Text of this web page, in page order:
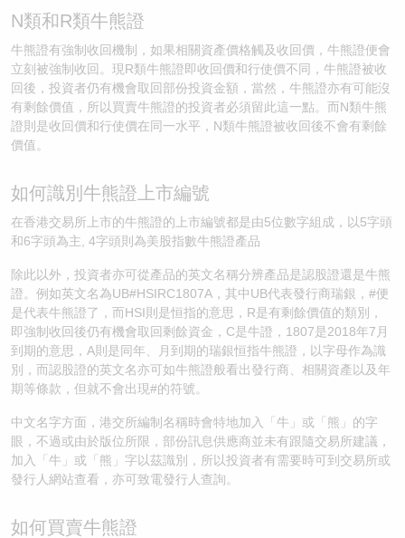
N類和R類牛熊證
牛熊證有強制收回機制，如果相關資產價格觸及收回價，牛熊證便會
立刻被強制收回。現R類牛熊證即收回價和行使價不同，牛熊證被收
回後，投資者仍有機會取回部份投資金額，當然，牛熊證亦有可能沒
有剩餘價值，所以買賣牛熊證的投資者必須留此這一點。而N類牛熊
證則是收回價和行使價在同一水平，N類牛熊證被收回後不會有剩餘
價值。
如何識別牛熊證上市編號
在香港交易所上市的牛熊證的上市編號都是由5位數字組成，以5字頭
和6字頭為主, 4字頭則為美股指數牛熊證產品
除此以外，投資者亦可從產品的英文名稱分辨產品是認股證還是牛熊
證。例如英文名為UB#HSIRC1807A，其中UB代表發行商瑞銀，#便
是代表牛熊證了，而HSI則是恒指的意思，R是有剩餘價值的類別，
即強制收回後仍有機會取回剩餘資金，C是牛證，1807是2018年7月
到期的意思，A則是同年、月到期的瑞銀恒指牛熊證，以字母作為識
別，而認股證的英文名亦可如牛熊證般看出發行商、相關資產以及年
期等條款，但就不會出現#的符號。
中文名字方面，港交所編制名稱時會特地加入「牛」或「熊」的字
眼，不過或由於版位所限，部份訊息供應商並未有跟隨交易所建議，
加入「牛」或「熊」字以茲識別，所以投資者有需要時可到交易所或
發行人網站查看，亦可致電發行人查詢。
如何買賣牛熊證